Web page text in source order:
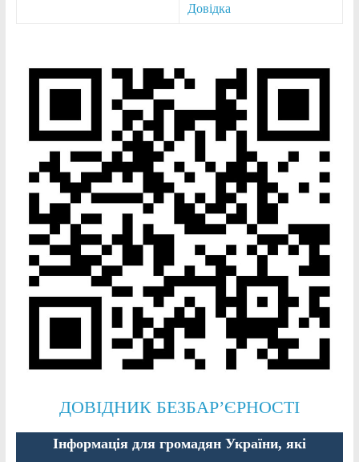
Довідка
ДОВІДНИК БЕЗБАР’ЄРНОСТІ
Інформація для громадян України, які